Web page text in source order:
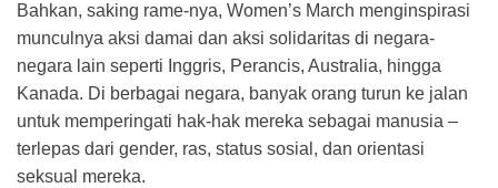
Bahkan, saking rame-nya, Women’s March menginspirasi
munculnya aksi damai dan aksi solidaritas di negara-
negara lain seperti Inggris, Perancis, Australia, hingga
Kanada. Di berbagai negara, banyak orang turun ke jalan
untuk memperingati hak-hak mereka sebagai manusia –
terlepas dari gender, ras, status sosial, dan orientasi
seksual mereka.